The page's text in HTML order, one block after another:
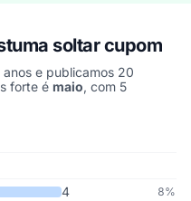
soltar cupom
e publicamos 20
forte é maio, com 5
por mês, somando os últimos
4 8%